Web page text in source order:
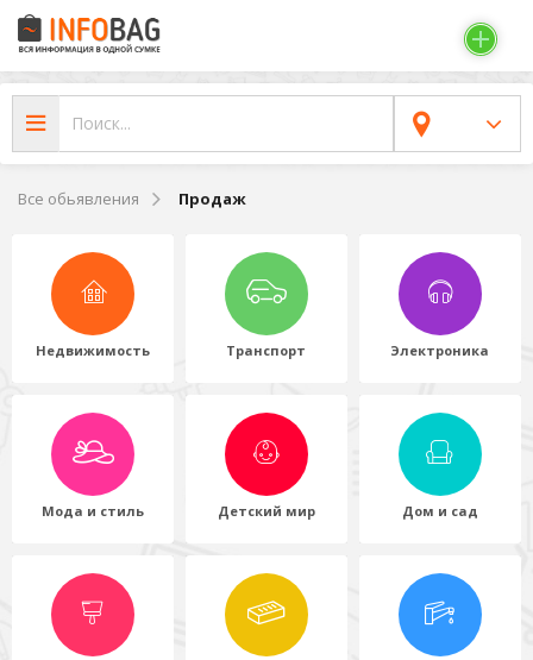
Все обьявления Продаж
Недвижимость Транспорт Электроника
Мода и стиль Детский мир Дом и сад